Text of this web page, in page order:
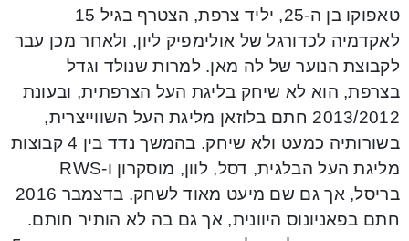
טאפוקו בן ה-25, יליד צרפת, הצטרף בגיל 15
לאקדמיה לכדורגל של אולימפיק ליון, ולאחר מכן עבר
לקבוצת הנוער של לה מאן. למרות שנולד וגדל
בצרפת, הוא לא שיחק בליגת העל הצרפתית, ובעונת
2013/2012 חתם בלוזאן מליגת העל השווייצרית,
בשורותיה כמעט ולא שיחק. בהמשך נדד בין 4 קבוצות
מליגת העל הבלגית, דסל, לוון, מוסקרון ו-RWS
בריסל, אך גם שם מיעט מאוד לשחק. בדצמבר 2016
חתם בפאניונוס היוונית, אך גם בה לא הותיר חותם.